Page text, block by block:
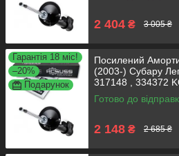
2 404 ₴ 3 005 ₴
Гарантія 18 міс!
–20%
Подарунок
Посилений
(2003-) Субару
317148 , 334372
Готово до
2 148 ₴ 2 685 ₴